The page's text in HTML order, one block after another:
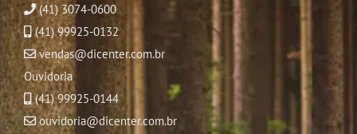
(41) 3074-0600
(41) 99925-0132
vendas@dicenter.com.br
Ouvidoria
(41) 99925-0144
ouvidoria@dicenter.com.br